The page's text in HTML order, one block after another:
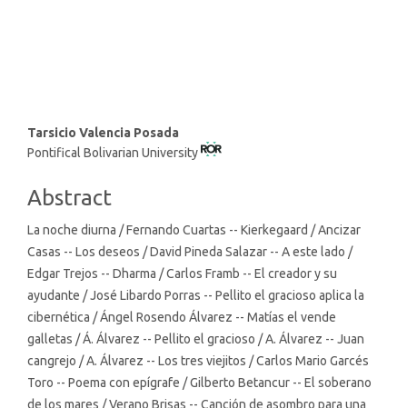
Main
Article
Tarsicio Valencia Posada
Pontifical Bolivarian University
Abstract
La noche diurna / Fernando Cuartas -- Kierkegaard / Ancizar
Casas -- Los deseos / David Pineda Salazar -- A este lado /
Edgar Trejos -- Dharma / Carlos Framb -- El creador y su
ayudante / José Libardo Porras -- Pellito el gracioso aplica la
cibernética / Ángel Rosendo Álvarez -- Matías el vende
galletas / Á. Álvarez -- Pellito el gracioso / A. Álvarez -- Juan
cangrejo / A. Álvarez -- Los tres viejitos / Carlos Mario Garcés
Toro -- Poema con epígrafe / Gilberto Betancur -- El soberano
de los mares / Verano Brisas -- Canción de asombro para una